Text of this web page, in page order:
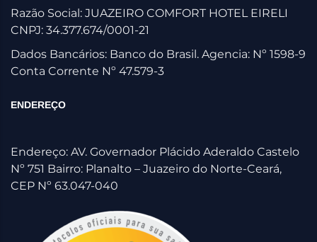
Razão Social: JUAZEIRO COMFORT HOTEL EIRELI
CNPJ: 34.377.674/0001-21
Dados Bancários: Banco do Brasil. Agencia: Nº 1598-9
Conta Corrente Nº 47.579-3
ENDEREÇO
Endereço: AV. Governador Plácido Aderaldo Castelo
Nº 751 Bairro: Planalto – Juazeiro do Norte-Ceará,
CEP Nº 63.047-040